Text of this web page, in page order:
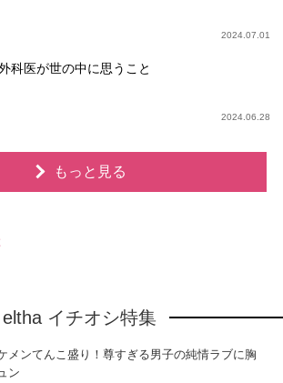
2024.07.01
科医が世の中に思うこと
2024.06.28
もっと見る
eltha イチオシ特集
メンてんこ盛り！尊すぎる男子の純情ラブに胸
ン